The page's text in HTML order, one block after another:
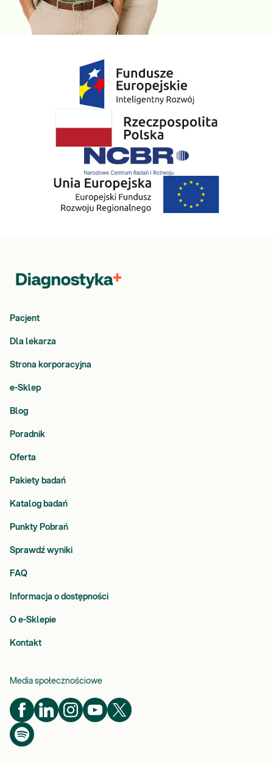
Pacjent
Dla lekarza
Strona korporacyjna
e-Sklep
Blog
Poradnik
Oferta
Pakiety badań
Katalog badań
Punkty Pobrań
Sprawdź wyniki
FAQ
Informacja o dostępności
O e-Sklepie
Kontakt
Media społecznościowe